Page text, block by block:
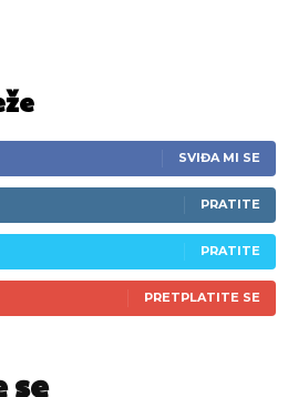
SVIĐA MI SE
PRATITE
PRATITE
PRETPLATITE SE